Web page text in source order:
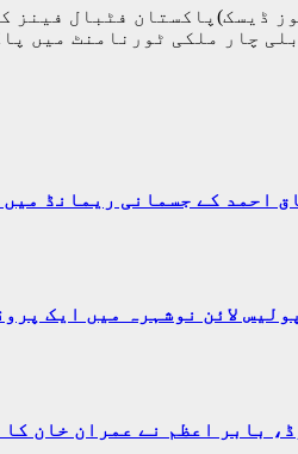
جسمانی ریمانڈ میں 4 روز کی توسیع کردی
لائن نوشہرہ میں ایک
بابر اعظم نے عمران خان